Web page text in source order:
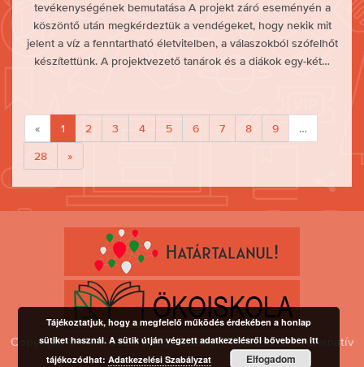
tevékenységének bemutatása A projekt záró eseményén a
köszöntő után megkérdeztük a vendégeket, hogy nekik mit
jelent a víz a fenntartható életvitelben, a válaszokból szófelhőt
készítettünk. A projektvezető tanárok és a diákok egy-két…
« 1 2 3 4 5 6 7 8 9 …
28 »
Copyright © 1997-2026 Közgazdasági Politechnikum Alternatív
Gimnázium
Tájékoztatjuk, hogy a megfelelő működés érdekében a honlap
sütiket használ. A sütik útján végzett adatkezelésről bővebben itt
tájékozódhat:Adatkezelési Szabályzat Elfogadom